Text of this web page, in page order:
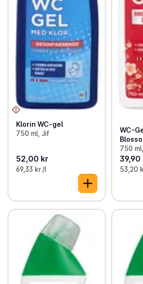
Klorin WC-gel
750 ml, Jif
52,00 kr
69,33 kr /l
WC-
750
39,90
53,20